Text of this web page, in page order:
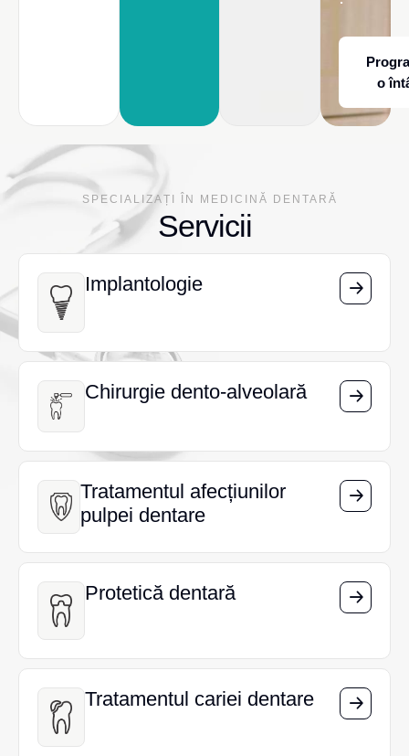
o
SPECIALIZAȚI ÎN MEDICINĂ DENTARĂ
Servicii
Implantologie
Implantologie
Chirurgie dento-alveolară
Chirurgie dento-alveolară
Tratamentul afecțiunilor
pulpei dentare
Tratamentul afecțiunilor
pulpei dentare
Protetică dentară
Protetică dentară
Tratamentul cariei dentare
Tratamentul cariei dentare